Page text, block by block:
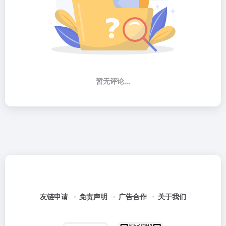
暂无评论...
友链申请 免责声明 广告合作 关于我们